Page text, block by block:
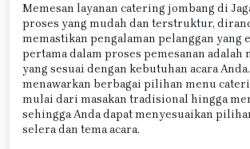
Memesan layanan catering jombang di
proses yang mudah dan terstruktur,
memastikan pengalaman pelanggan yang
pertama dalam proses pemesanan
yang sesuai dengan kebutuhan acara
menawarkan berbagai pilihan menu
mulai dari masakan tradisional hingga
sehingga Anda dapat menyesuaikan
selera dan tema acara.